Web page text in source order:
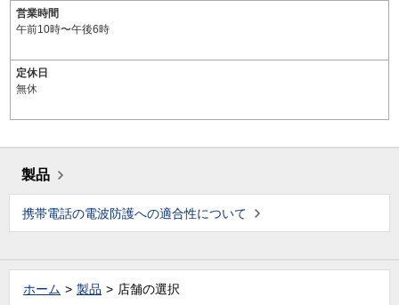
営業時間
午前10時〜午後6時
定休日
無休
製品
携帯電話の電波防護への適合性について
ホーム 製品 店舗の選択